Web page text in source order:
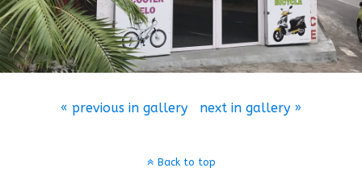
« previous in gallery next in gallery »
Back to top